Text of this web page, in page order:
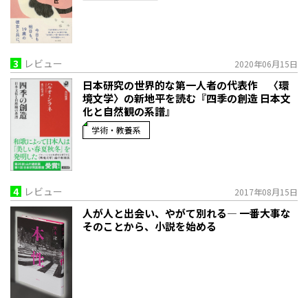
3 レビュー 2020年06月15日
日本研究の世界的な第一人者の代表作 〈環
境文学〉の新地平を読む『四季の創造 日本文
化と自然観の系譜』
学術・教養系
4 レビュー 2017年08月15日
人が人と出会い、やがて別れる― 一番大事な
そのことから、小説を始める